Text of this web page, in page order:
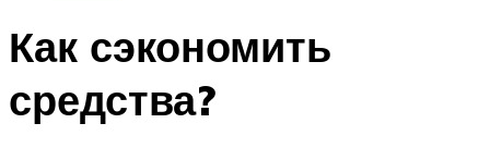
Как сэкономить
средства?